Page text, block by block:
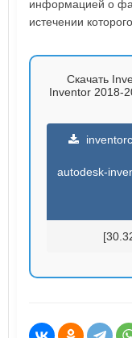
информацией о
истечении
Скачать
Inventor 2018-
autodesk-